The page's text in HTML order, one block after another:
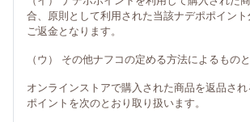
合、原則として利用された当該ナデポポイン
ご返金となります。
（ウ） その他ナフコの定める方法によるものと
オンラインストアで購入された商品を返品さ
ポイントを次のとおり取り扱います。